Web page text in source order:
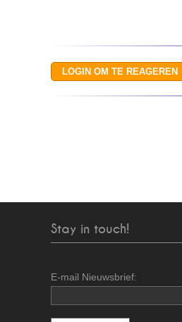
Stay in touch!
E-mail Nieuwsbrief: